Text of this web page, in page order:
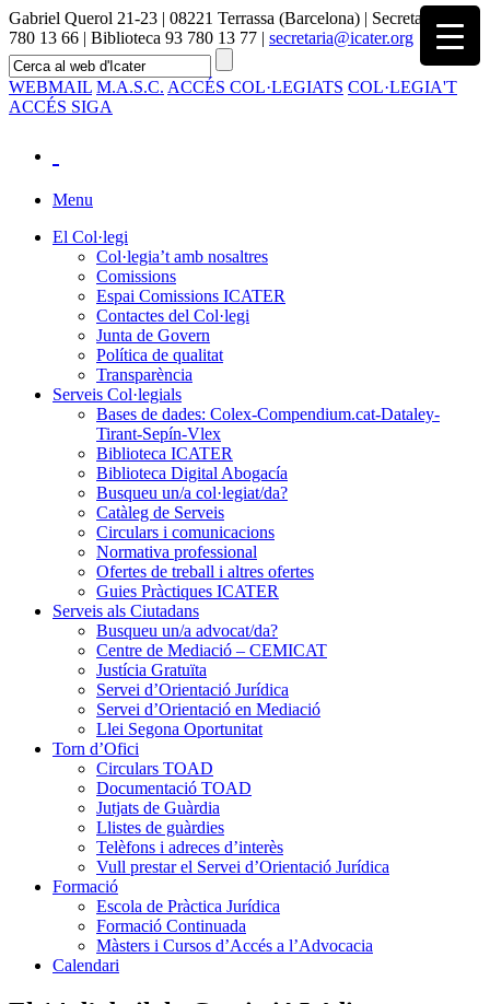
Gabriel Querol 21-23 | 08221 Terrassa (Barcelona) | Secretaria 93
780 13 66 | Biblioteca 93 780 13 77 | secretaria@icater.org
WEBMAIL M.A.S.C. ACCÉS COL·LEGIATS COL·LEGIA'T
ACCÉS SIGA
Menu
El Col·legi
Col·legia’t amb nosaltres
Comissions
Espai Comissions ICATER
Contactes del Col·legi
Junta de Govern
Política de qualitat
Transparència
Serveis Col·legials
Bases de dades: Colex-Compendium.cat-Dataley-
Tirant-Sepín-Vlex
Biblioteca ICATER
Biblioteca Digital Abogacía
Busqueu un/a col·legiat/da?
Catàleg de Serveis
Circulars i comunicacions
Normativa professional
Ofertes de treball i altres ofertes
Guies Pràctiques ICATER
Serveis als Ciutadans
Busqueu un/a advocat/da?
Centre de Mediació – CEMICAT
Justícia Gratuïta
Servei d’Orientació Jurídica
Servei d’Orientació en Mediació
Llei Segona Oportunitat
Torn d’Ofici
Circulars TOAD
Documentació TOAD
Jutjats de Guàrdia
Llistes de guàrdies
Telèfons i adreces d’interès
Vull prestar el Servei d’Orientació Jurídica
Formació
Escola de Pràctica Jurídica
Formació Continuada
Màsters i Cursos d’Accés a l’Advocacia
Calendari